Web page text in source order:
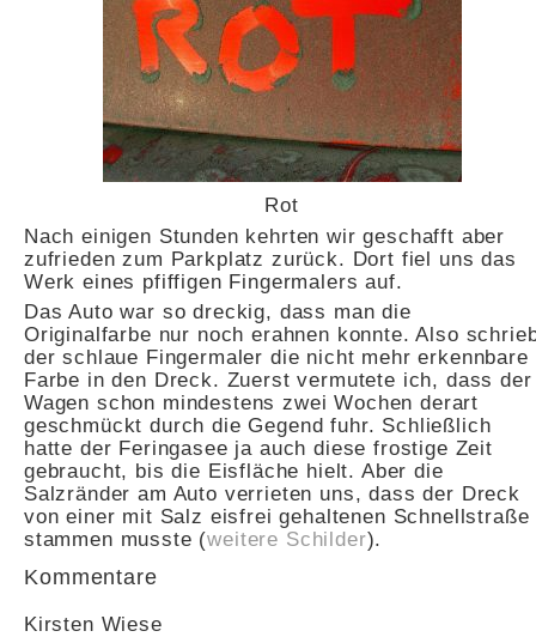
Rot
Nach einigen Stunden kehrten wir geschafft aber
zufrieden zum Parkplatz zurück. Dort fiel uns das
Werk eines pfiffigen Fingermalers auf.
Das Auto war so dreckig, dass man die
Originalfarbe nur noch erahnen konnte. Also
der schlaue Fingermaler die nicht mehr erkennbare
Farbe in den Dreck. Zuerst vermutete ich, dass der
Wagen schon mindestens zwei Wochen derart
geschmückt durch die Gegend fuhr. Schließlich
hatte der Feringasee ja auch diese frostige Zeit
gebraucht, bis die Eisfläche hielt. Aber die
Salzränder am Auto verrieten uns, dass der Dreck
von einer mit Salz eisfrei gehaltenen Schnellstraße
stammen musste (weitere Schilder).
Kommentare
Kirsten Wiese